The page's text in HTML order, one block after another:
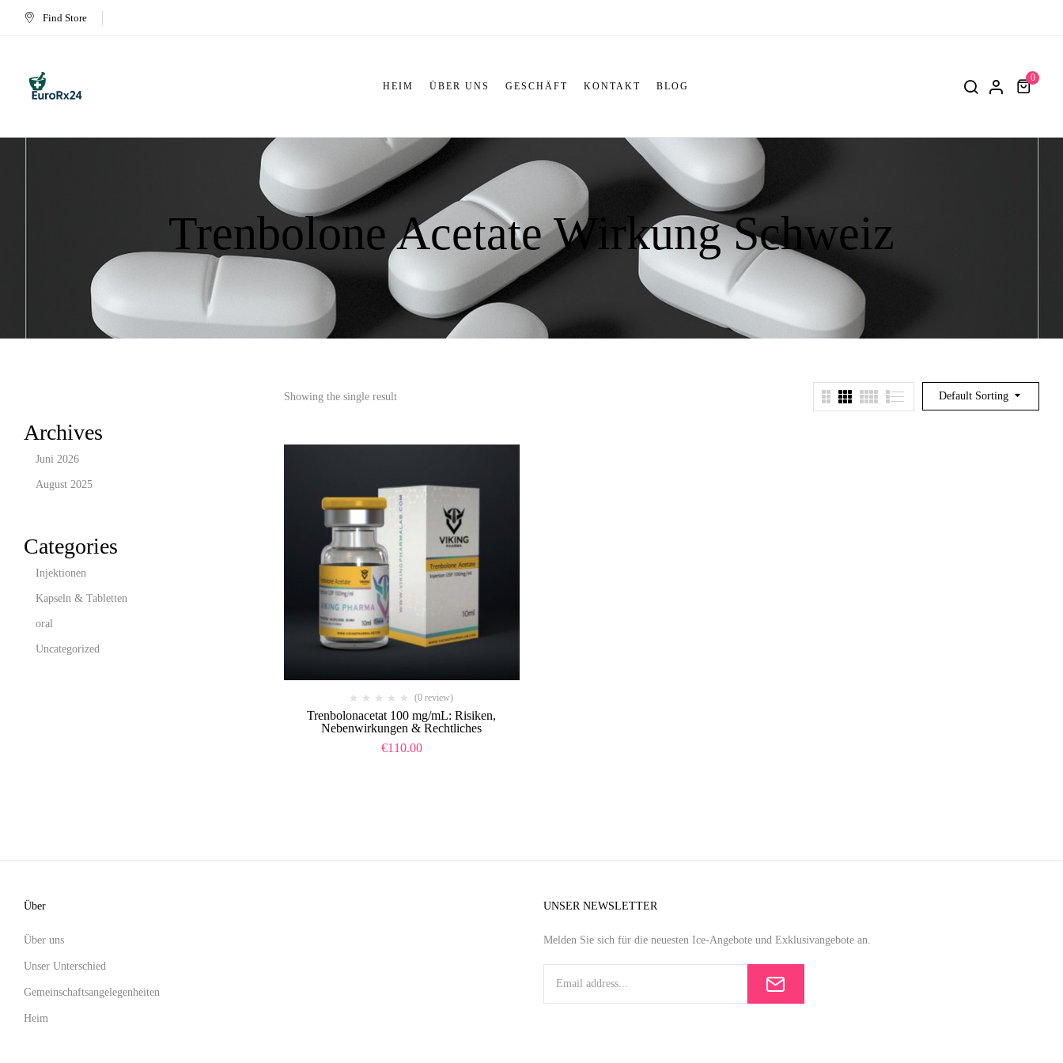
Find Store
HEIM ÜBER UNS GESCHÄFT KONTAKT BLOG
0
Trenbolone Acetate Wirkung Schweiz
Archives
Juni 2026
August 2025
Categories
Injektionen
Kapseln & Tabletten
oral
Uncategorized
Default Sorting
Showing the single result
(0 review)
Trenbolonacetat 100 mg/mL: Risiken,
Nebenwirkungen & Rechtliches
€110.00
Über
Über uns
Unser Unterschied
Gemeinschaftsangelegenheiten
Heim
UNSER NEWSLETTER
Melden Sie sich für die neuesten Ice-Angebote und Exklusivangebote an.